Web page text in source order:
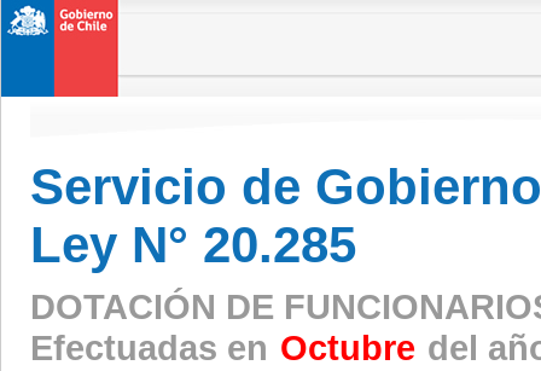
Servicio de
Ley N° 20.285
DOTACIÓN DE
Efectuadas en Octubre del